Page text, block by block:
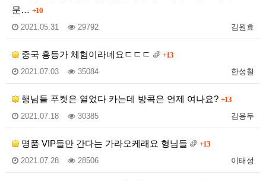
문… +10
김원효
2021.05.31 29792
중국 홍등가 체험이라네요ㄷㄷㄷ +13
한성철
2021.07.03 35084
행님들 푸켓은 열었다 카는데 방콕은 언제 여나요? +13
김용두
2021.07.18 30385
명품 VIP들만 간다는 가라오케래요 형님들 +13
이태성
2021.07.28 28506